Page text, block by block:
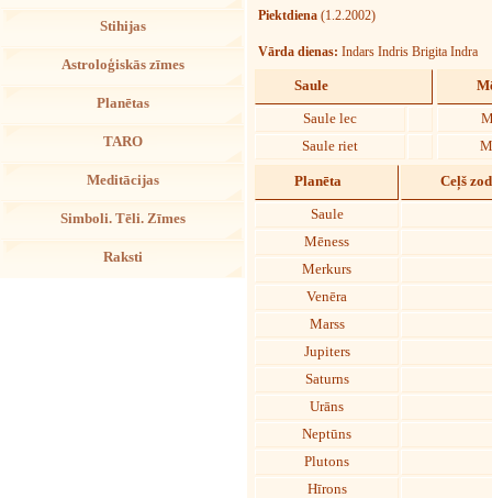
Stihijas
Astroloģiskās zīmes
Planētas
TARO
Meditācijas
Simboli. Tēli. Zīmes
Raksti
Piektdiena (1.2.2002)
Vārda dienas: Indars Indris Brigita Indra
Saule
Saule lec
Saule riet
Planēta Ceļš
Saule
Mēness
Merkurs
Venēra
Marss
Jupiters
Saturns
Urāns
Neptūns
Plutons
Hīrons